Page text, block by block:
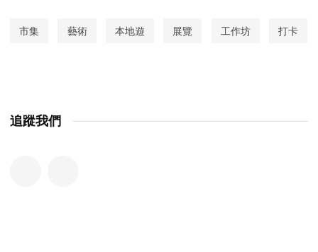
市集 藝術 本地遊 展覽 工作坊 打卡
追蹤我們